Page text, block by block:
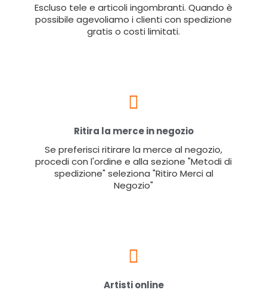
Escluso tele e articoli ingombranti. Quando è
possibile agevoliamo i clienti con spedizione
gratis o costi limitati.
Ritira la merce in negozio
Se preferisci ritirare la merce al negozio,
procedi con l'ordine e alla sezione "Metodi di
spedizione" seleziona "Ritiro Merci al
Negozio"
Artisti online